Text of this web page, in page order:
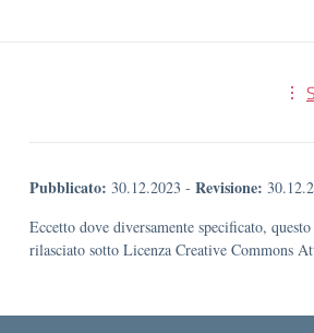
Pubblicato: 30.12.2023 - Revisione:
Eccetto dove diversamente specificato,
rilasciato sotto Licenza Creative Commons